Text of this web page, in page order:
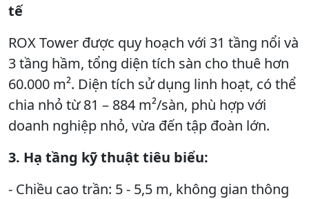
tế
ROX Tower được quy hoạch với 31 tầng nổi và
3 tầng hầm, tổng diện tích sàn cho thuê hơn
60.000 m². Diện tích sử dụng linh hoạt, có thể
chia nhỏ từ 81 – 884 m²/sàn, phù hợp với
doanh nghiệp nhỏ, vừa đến tập đoàn lớn.
3. Hạ tầng kỹ thuật tiêu biểu:
- Chiều cao trần: 5 - 5,5 m, không gian thông